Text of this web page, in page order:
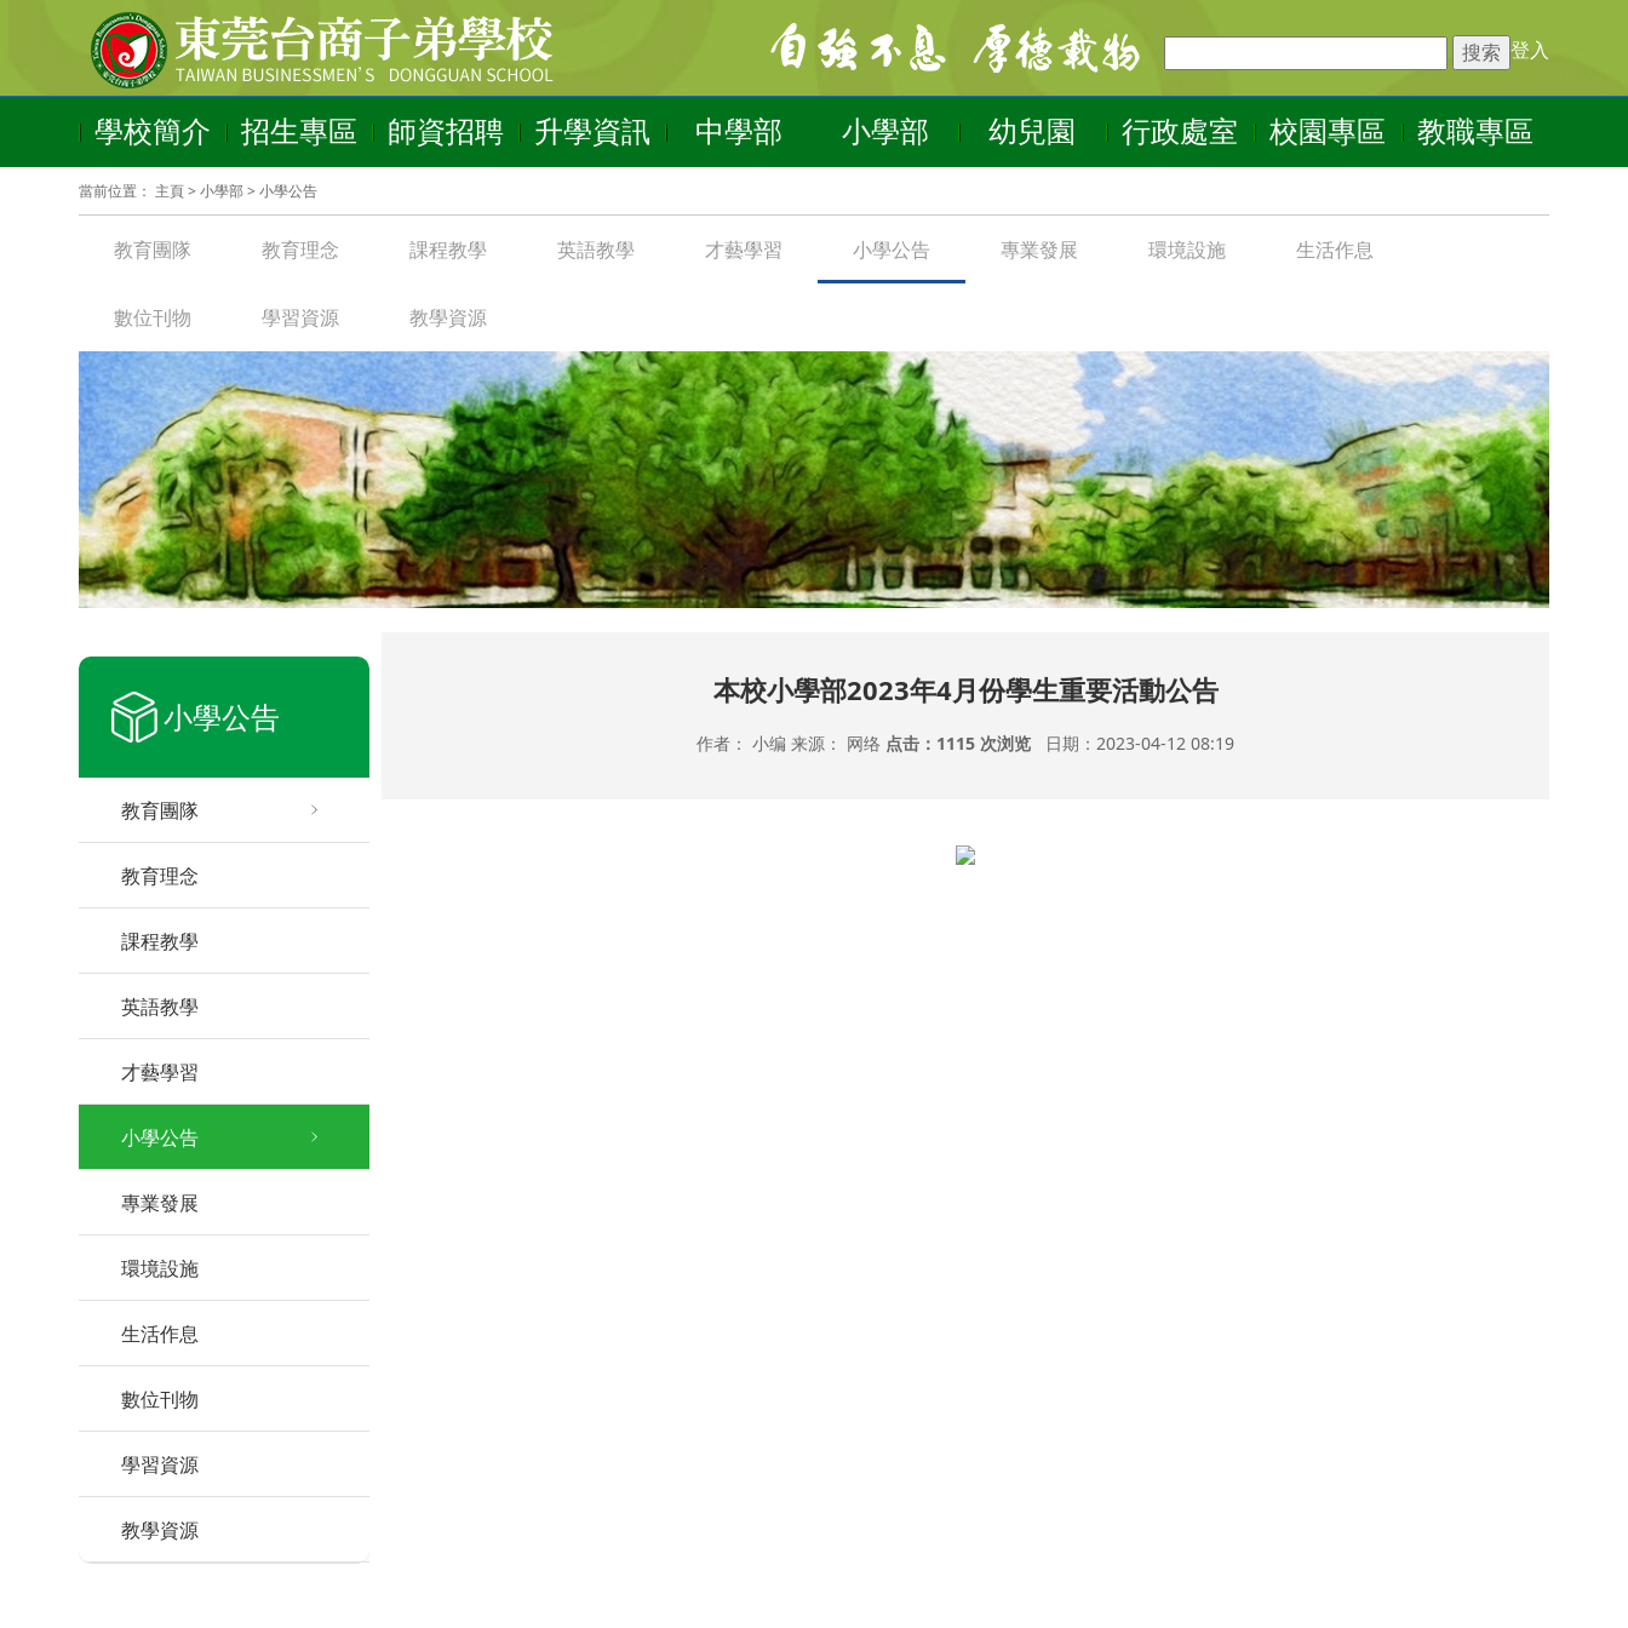
登入
學校簡介 招生專區 師資招聘 升學資訊 中學部 小學部 幼兒園 行政處室 校園專區 教職專區
當前位置： 主頁> 小學部> 小學公告
教育團隊 教育理念 課程教學 英語教學 才藝學習 小學公告 專業發展 環境設施 生活作息
數位刊物 學習資源 教學資源
小學公告
教育團隊
教育理念
課程教學
英語教學
才藝學習
小學公告
專業發展
環境設施
生活作息
數位刊物
學習資源
教學資源
本校小學部2023年4月份學生重要活動公告
作者： 小编 来源： 网络 点击： 1115 次浏览 日期：2023-04-12 08:19